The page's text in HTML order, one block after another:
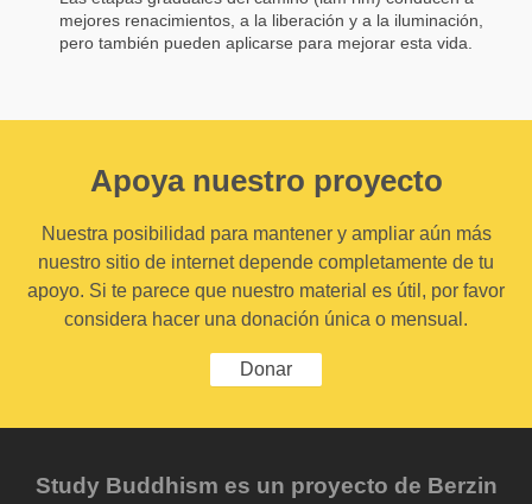
mejores renacimientos, a la liberación y a la iluminación,
pero también pueden aplicarse para mejorar esta vida.
Apoya nuestro proyecto
Nuestra posibilidad para mantener y ampliar aún más
nuestro sitio de internet depende completamente de tu
apoyo. Si te parece que nuestro material es útil, por favor
considera hacer una donación única o mensual.
Donar
Study Buddhism es un proyecto de Berzin